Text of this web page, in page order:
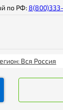
по РФ:
Вся Россия